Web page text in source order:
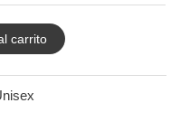
carrito